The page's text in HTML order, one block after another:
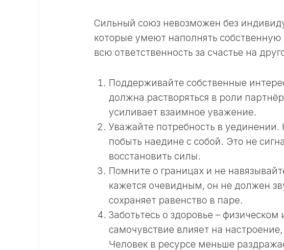
Сильный союз невозможен без
которые умеют наполнять
всю ответственность за счастье на
Поддерживайте собственные
должна растворяться в роли
усиливает взаимное уважение.
Уважайте потребность в
побыть наедине с собой. Это не
восстановить силы.
Помните о границах и не
кажется очевидным, он не должен
сохраняет равенство в паре.
Заботьтесь о здоровье –
самочувствие влияет на
Человек в ресурсе меньше